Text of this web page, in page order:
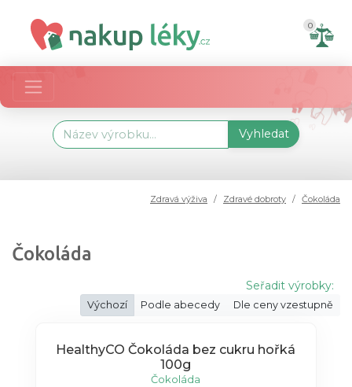
0
Vyhledat
Zdravá výživa Zdravé dobroty Čokoláda
Čokoláda
Seřadit výrobky:
Výchozí Podle abecedy Dle ceny vzestupně
HealthyCO Čokoláda bez cukru hořká
100g
Čokoláda